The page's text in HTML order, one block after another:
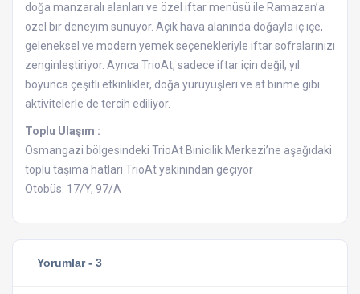
doğa manzaralı alanları ve özel iftar menüsü ile Ramazan’a
özel bir deneyim sunuyor. Açık hava alanında doğayla iç içe,
geleneksel ve modern yemek seçenekleriyle iftar sofralarınızı
zenginleştiriyor. Ayrıca TrioAt, sadece iftar için değil, yıl
boyunca çeşitli etkinlikler, doğa yürüyüşleri ve at binme gibi
aktivitelerle de tercih ediliyor.
Toplu Ulaşım :
Osmangazi bölgesindeki TrioAt Binicilik Merkezi’ne aşağıdaki
toplu taşıma hatları TrioAt yakınından geçiyor
Otobüs: 17/Y, 97/A
Yorumlar - 3